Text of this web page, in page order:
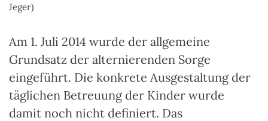
Jeger)
Am 1. Juli 2014 wurde der allgemeine
Grundsatz der alternierenden Sorge
eingeführt. Die konkrete Ausgestaltung der
täglichen Betreuung der Kinder wurde
damit noch nicht definiert. Das